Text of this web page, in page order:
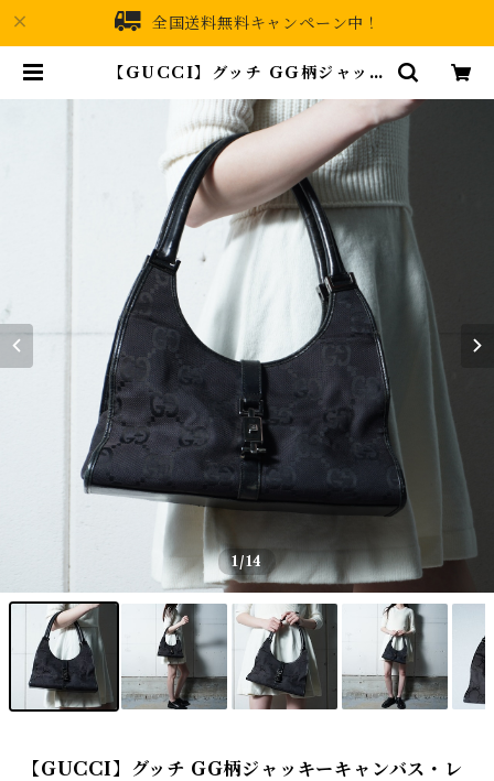
全国送料無料キャンペーン中！
【GUCCI】グッチ GG柄ジャッキ
black | MIXHIVE
1/14
【GUCCI】グッチ GG柄ジャッキーキャンバス・レ